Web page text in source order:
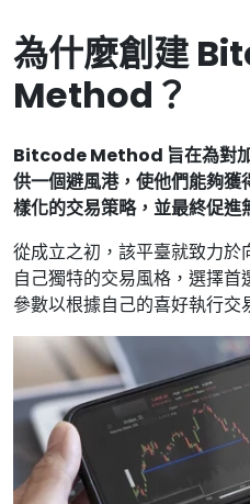
為什麼創建
Method？
Bitcode Method 旨在為對
供一個避風港，使他們能夠
樣化的交易策略，並最終促進
從成立之初，該平臺就致力
自己獨特的交易風格，選擇
參數以根據自己的喜好執行交